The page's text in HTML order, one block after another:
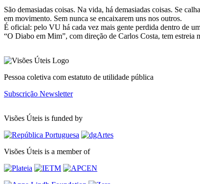
São demasiadas coisas. Na vida, há demasiadas coisas. Se
em movimento. Sem nunca se encaixarem uns nos outros.
É oficial: pelo VU há cada vez mais gente perdida dentro de
“O Diabo em Mim”, com direção de Carlos Costa, tem estreia
Pessoa coletiva com estatuto de utilidade pública
Subscrição Newsletter
Visões Úteis is funded by
Visões Úteis is a member of